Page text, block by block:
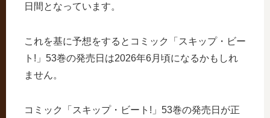
日間となっています。
これを基に予想をするとコミック「スキップ・ビー
ト!」53巻の発売日は2026年6月頃になるかもしれ
ません。
コミック「スキップ・ビート!」53巻の発売日が正